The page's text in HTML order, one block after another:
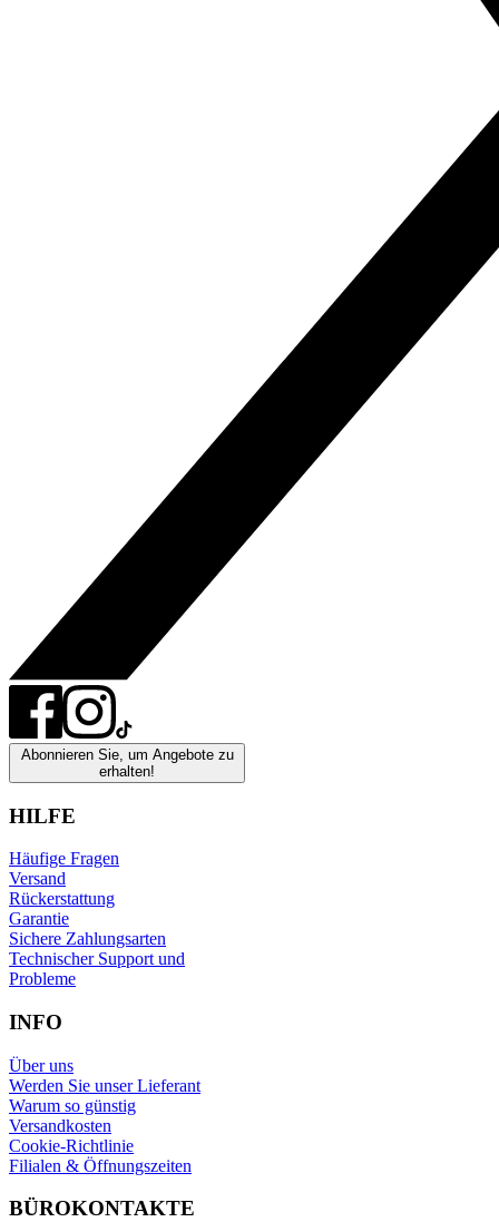
Abonnieren Sie, um Angebote zu
erhalten!
HILFE
Häufige Fragen
Versand
Rückerstattung
Garantie
Sichere Zahlungsarten
Technischer Support und
Probleme
INFO
Über uns
Werden Sie unser Lieferant
Warum so günstig
Versandkosten
Cookie-Richtlinie
Filialen & Öffnungszeiten
BÜROKONTAKTE